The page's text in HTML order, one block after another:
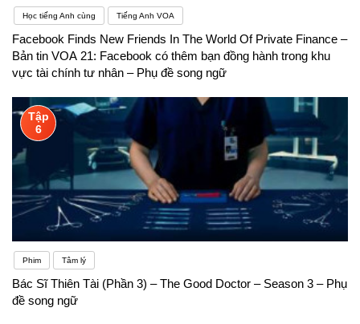
Học tiếng Anh cùng Tiếng Anh VOA
Facebook Finds New Friends In The World Of Private Finance –
Bản tin VOA 21: Facebook có thêm bạn đồng hành trong khu
vực tài chính tư nhân – Phụ đề song ngữ
Tập
6
Phim Tâm lý
Bác Sĩ Thiên Tài (Phần 3) – The Good Doctor – Season 3 – Phụ
đề song ngữ